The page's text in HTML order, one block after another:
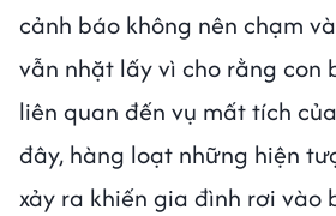
cảnh báo không nên chạm
vẫn nhặt lấy vì cho rằng con
liên quan đến vụ mất tích
đây, hàng loạt những hiện
xảy ra khiến gia đình rơi vào